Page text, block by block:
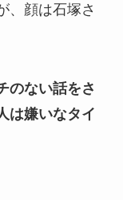
、顔は石塚さ
のない話をさ
は嫌いなタイ